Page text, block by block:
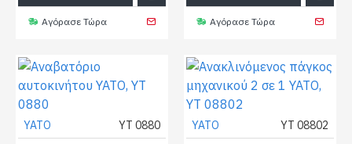
Αγόρασε Τώρα Αγόρασε Τώρα
YATO YT 0880 YATO YT 08802